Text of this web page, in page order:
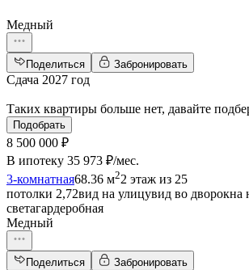
Медный
Поделиться Забронировать
Сдача 2027 год
Таких квартиры больше нет, давайте
Подобрать
8 500 000 ₽
В ипотеку 35 973 ₽/мес.
3-комнатная68.36 м22 этаж из 25
потолки 2,72вид на улицувид во дворокна
светагардеробная
Медный
Поделиться Забронировать